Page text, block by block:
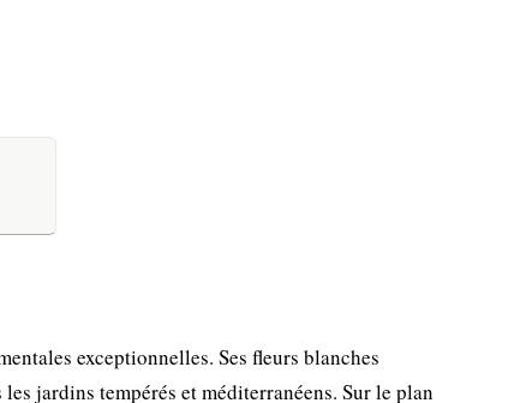
exceptionnelles. Ses fleurs blanches
jardins tempérés et méditerranéens. Sur le plan